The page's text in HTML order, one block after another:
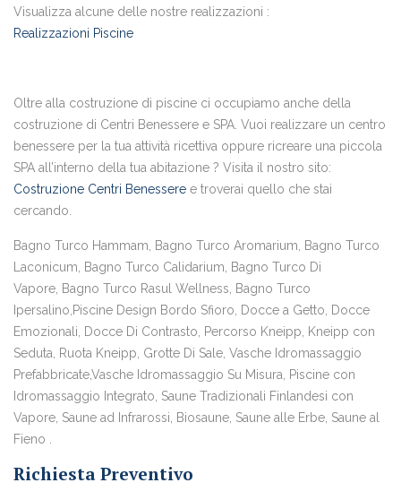
Visualizza alcune delle nostre realizzazioni :
Realizzazioni Piscine
Oltre alla costruzione di piscine ci occupiamo anche della
costruzione di Centri Benessere e SPA. Vuoi realizzare un centro
benessere per la tua attività ricettiva oppure ricreare una piccola
SPA all’interno della tua abitazione ? Visita il nostro sito:
Costruzione Centri Benessere e troverai quello che stai
cercando.
Bagno Turco Hammam, Bagno Turco Aromarium, Bagno Turco
Laconicum, Bagno Turco Calidarium, Bagno Turco Di
Vapore, Bagno Turco Rasul Wellness, Bagno Turco
Ipersalino,Piscine Design Bordo Sfioro, Docce a Getto, Docce
Emozionali, Docce Di Contrasto, Percorso Kneipp, Kneipp con
Seduta, Ruota Kneipp, Grotte Di Sale, Vasche Idromassaggio
Prefabbricate,Vasche Idromassaggio Su Misura, Piscine con
Idromassaggio Integrato, Saune Tradizionali Finlandesi con
Vapore, Saune ad Infrarossi, Biosaune, Saune alle Erbe, Saune al
Fieno .
Richiesta Preventivo